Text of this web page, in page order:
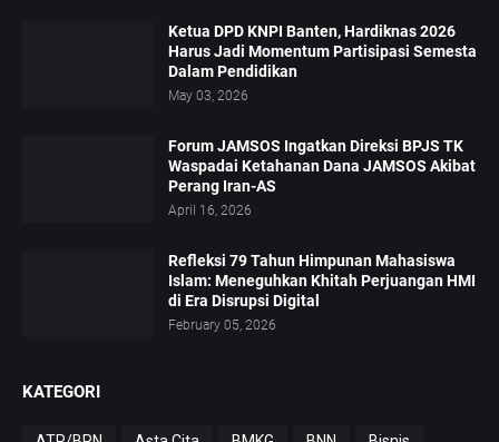
Ketua DPD KNPI Banten, Hardiknas 2026
Harus Jadi Momentum Partisipasi Semesta
Dalam Pendidikan
May 03, 2026
Forum JAMSOS Ingatkan Direksi BPJS TK
Waspadai Ketahanan Dana JAMSOS Akibat
Perang Iran-AS
April 16, 2026
Refleksi 79 Tahun Himpunan Mahasiswa
Islam: Meneguhkan Khitah Perjuangan HMI
di Era Disrupsi Digital
February 05, 2026
KATEGORI